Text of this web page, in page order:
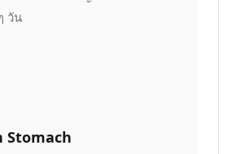
วัน
Stomach